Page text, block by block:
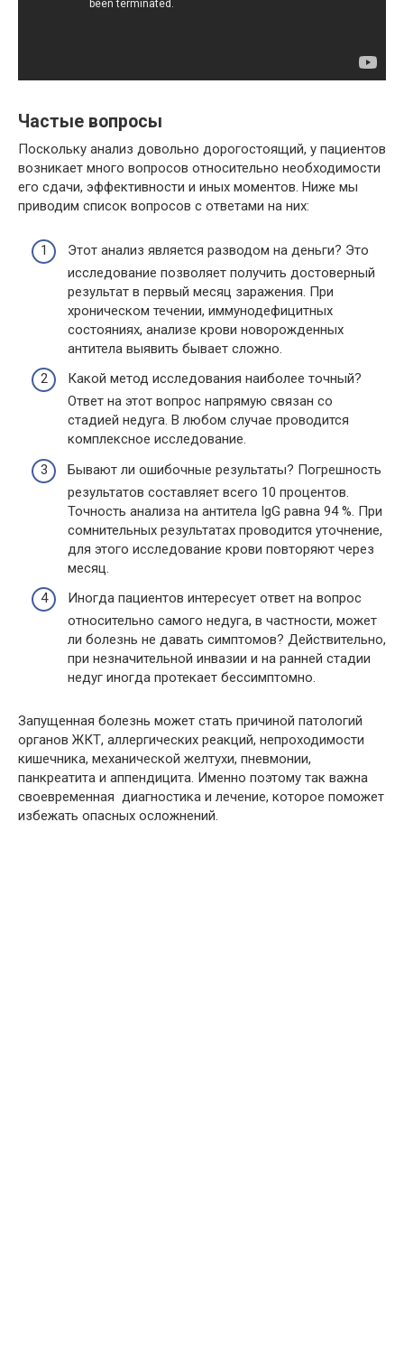
Частые вопросы
Поскольку анализ довольно дорогостоящий, у пациентов
возникает много вопросов относительно необходимости
его сдачи, эффективности и иных моментов. Ниже мы
приводим список вопросов с ответами на них:
Этот анализ является разводом на деньги? Это
исследование позволяет получить достоверный
результат в первый месяц заражения. При
хроническом течении, иммунодефицитных
состояниях, анализе крови новорожденных
антитела выявить бывает сложно.
Какой метод исследования наиболее точный?
Ответ на этот вопрос напрямую связан со
стадией недуга. В любом случае проводится
комплексное исследование.
Бывают ли ошибочные результаты? Погрешность
результатов составляет всего 10 процентов.
Точность анализа на антитела IgG равна 94 %. При
сомнительных результатах проводится уточнение,
для этого исследование крови повторяют через
месяц.
Иногда пациентов интересует ответ на вопрос
относительно самого недуга, в частности, может
ли болезнь не давать симптомов? Действительно,
при незначительной инвазии и на ранней стадии
недуг иногда протекает бессимптомно.
Запущенная болезнь может стать причиной патологий
органов ЖКТ, аллергических реакций, непроходимости
кишечника, механической желтухи, пневмонии,
панкреатита и аппендицита. Именно поэтому так важна
своевременная диагностика и лечение, которое поможет
избежать опасных осложнений.